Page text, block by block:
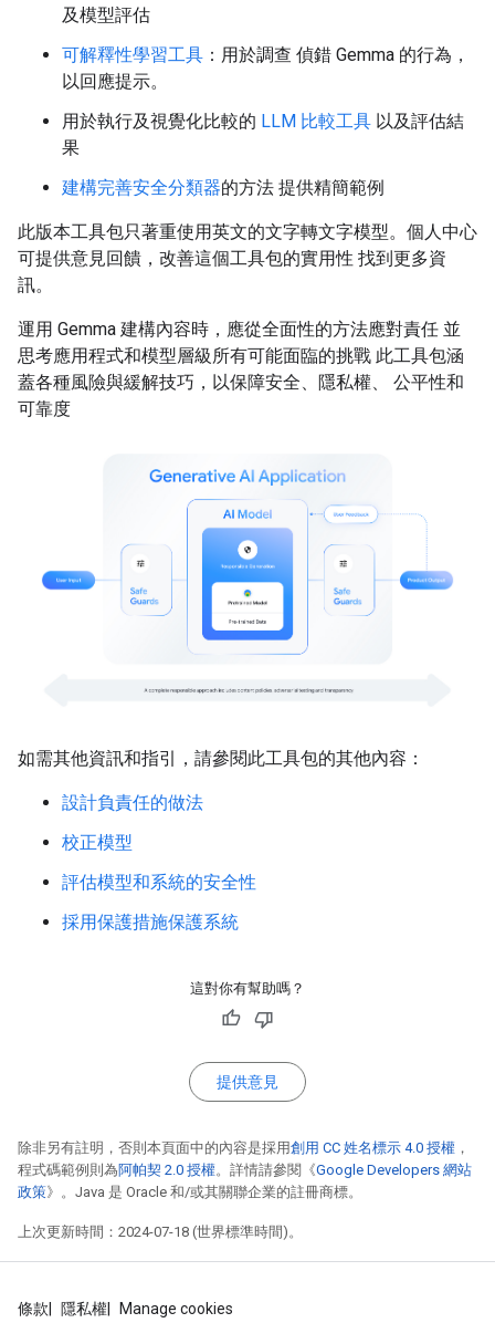
及模型評估
可解釋性學習工具 ：用於調查 偵錯 Gemma 的行為，
以回應提示。
用於執行及視覺化比較的 LLM 比較工具 以及評估結
果
建構完善安全分類器的方法 提供精簡範例
此版本工具包只著重使用英文的文字轉文字模型。個人中心
可提供意見回饋，改善這個工具包的實用性 找到更多資
訊。
運用 Gemma 建構內容時，應從全面性的方法應對責任 並
思考應用程式和模型層級所有可能面臨的挑戰 此工具包涵
蓋各種風險與緩解技巧，以保障安全、隱私權、 公平性和
可靠度
如需其他資訊和指引，請參閱此工具包的其他內容：
設計負責任的做法
校正模型
評估模型和系統的安全性
採用保護措施保護系統
這對你有幫助嗎？
提供意見
除非另有註明，否則本頁面中的內容是採用創用 CC 姓名標示 4.0 授權 ，
程式碼範例則為阿帕契 2.0 授權。詳情請參閱《Google Developers 網站
政策》。Java 是 Oracle 和/或其關聯企業的註冊商標。
上次更新時間：2024-07-18 (世界標準時間)。
條款 隱私權 Manage cookies